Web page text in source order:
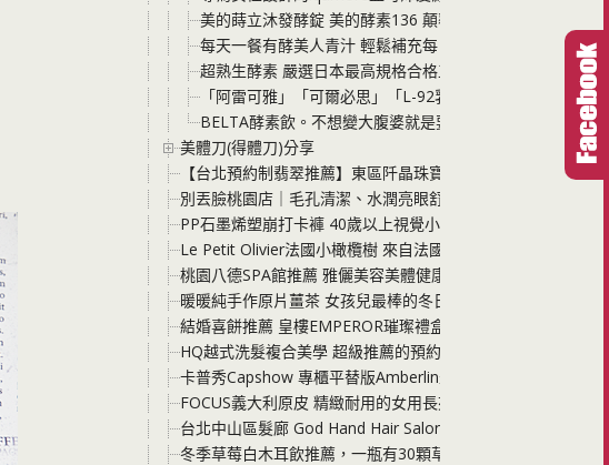
美的蒔立沐發酵錠 美的酵素136 顛覆舊有的只出不進概念
每天一餐有酵美人青汁 輕鬆補充每日所需營養素 飽足感 還
超熟生酵素 嚴選日本最高規格合格工廠製造 原料品質極佳
「阿雷可雅」「可爾必思」「L-92乳酸菌」平衡體質
BELTA酵素飲。不想變大腹婆就是要滿滿酵素
美體刀(得體刀)分享
【台北預約制翡翠推薦】東區阡晶珠寶探店 各類玉種穿戴或
別丟臉桃園店｜毛孔清潔、水潤亮眼舒壓+洗頭吹乾，一站式
PP石墨烯塑崩打卡褲 40歲以上視覺小一號的秘密 顯瘦、舒適
Le Petit Olivier法國小橄欖樹 來自法國普羅旺斯的純淨保養
桃園八德SPA館推薦 雅儷美容美體健康SPA館 按摩手技好 店
暖暖純手作原片薑茶 女孩兒最棒的冬日暖心聖品 直接吃、沖
結婚喜餅推薦 皇樓EMPEROR璀璨禮盒與MINI璀璨小圓提盒
HQ越式洗髮複合美學 超級推薦的預約制中壢越式洗髮 價格
卡普秀Capshow 專櫃平替版Amberlin最新上市 角鯊烷修復保
FOCUS義大利原皮 精緻耐用的女用長夾 頭層牛皮的質感非常
台北中山區髮廊 God Hand Hair Salon 兒童剪染燙髮型推薦店
冬季草莓白木耳飲推薦，一瓶有30顆草莓精華！喝護家人的